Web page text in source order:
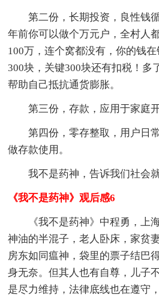
第二份，长期投资，良性钱
年前你可以做个万元户，全村人
100万，连个窝都没有，你的钱
300块，关键300块还有扣税！多
帮助自己抵抗通货膨胀。
第三份，存款，应用于家庭
第四份，零存整取，用户日
做存款使用。
我不是药神，告诉我们社会
《我不是药神》观后感6
《我不是药神》中程勇，上
神油的半混子，老人卧床，家贫
房东如同瘟神，袋里的票子结巴
身无奈。但其人也有自尊，儿子
是尽力维持，法律底线也在遵守